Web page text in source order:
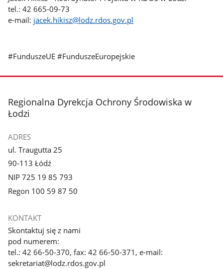
tel.: 42 665-09-73
e-mail: jacek.hikisz@lodz.rdos.gov.pl
#FunduszeUE #FunduszeEuropejskie
stopka
Regionalna Dyrekcja Ochrony Środowiska w
Łodzi
ADRES
ul. Traugutta 25
90-113 Łódź
NIP 725 19 85 793
Regon 100 59 87 50
KONTAKT
Skontaktuj się z nami
pod numerem:
tel.: 42 66-50-370, fax: 42 66-50-371, e-mail:
sekretariat@lodz.rdos.gov.pl